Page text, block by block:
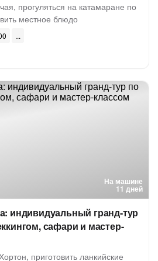
прогуляться на катамаране по
местное блюдо
На машине
11 дней
индивидуальный гранд-тур
сафари и мастер-
приготовить ланкийские